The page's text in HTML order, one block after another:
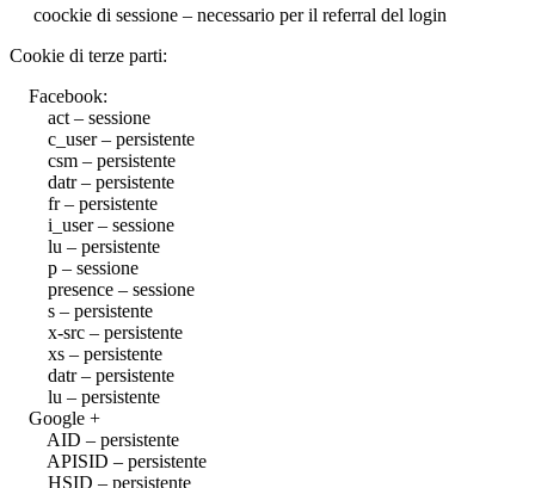
coockie di sessione – necessario per il referral del login
Cookie di terze parti:
Facebook:
act – sessione
c_user – persistente
csm – persistente
datr – persistente
fr – persistente
i_user – sessione
lu – persistente
p – sessione
presence – sessione
s – persistente
x-src – persistente
xs – persistente
datr – persistente
lu – persistente
Google +
AID – persistente
APISID – persistente
HSID – persistente